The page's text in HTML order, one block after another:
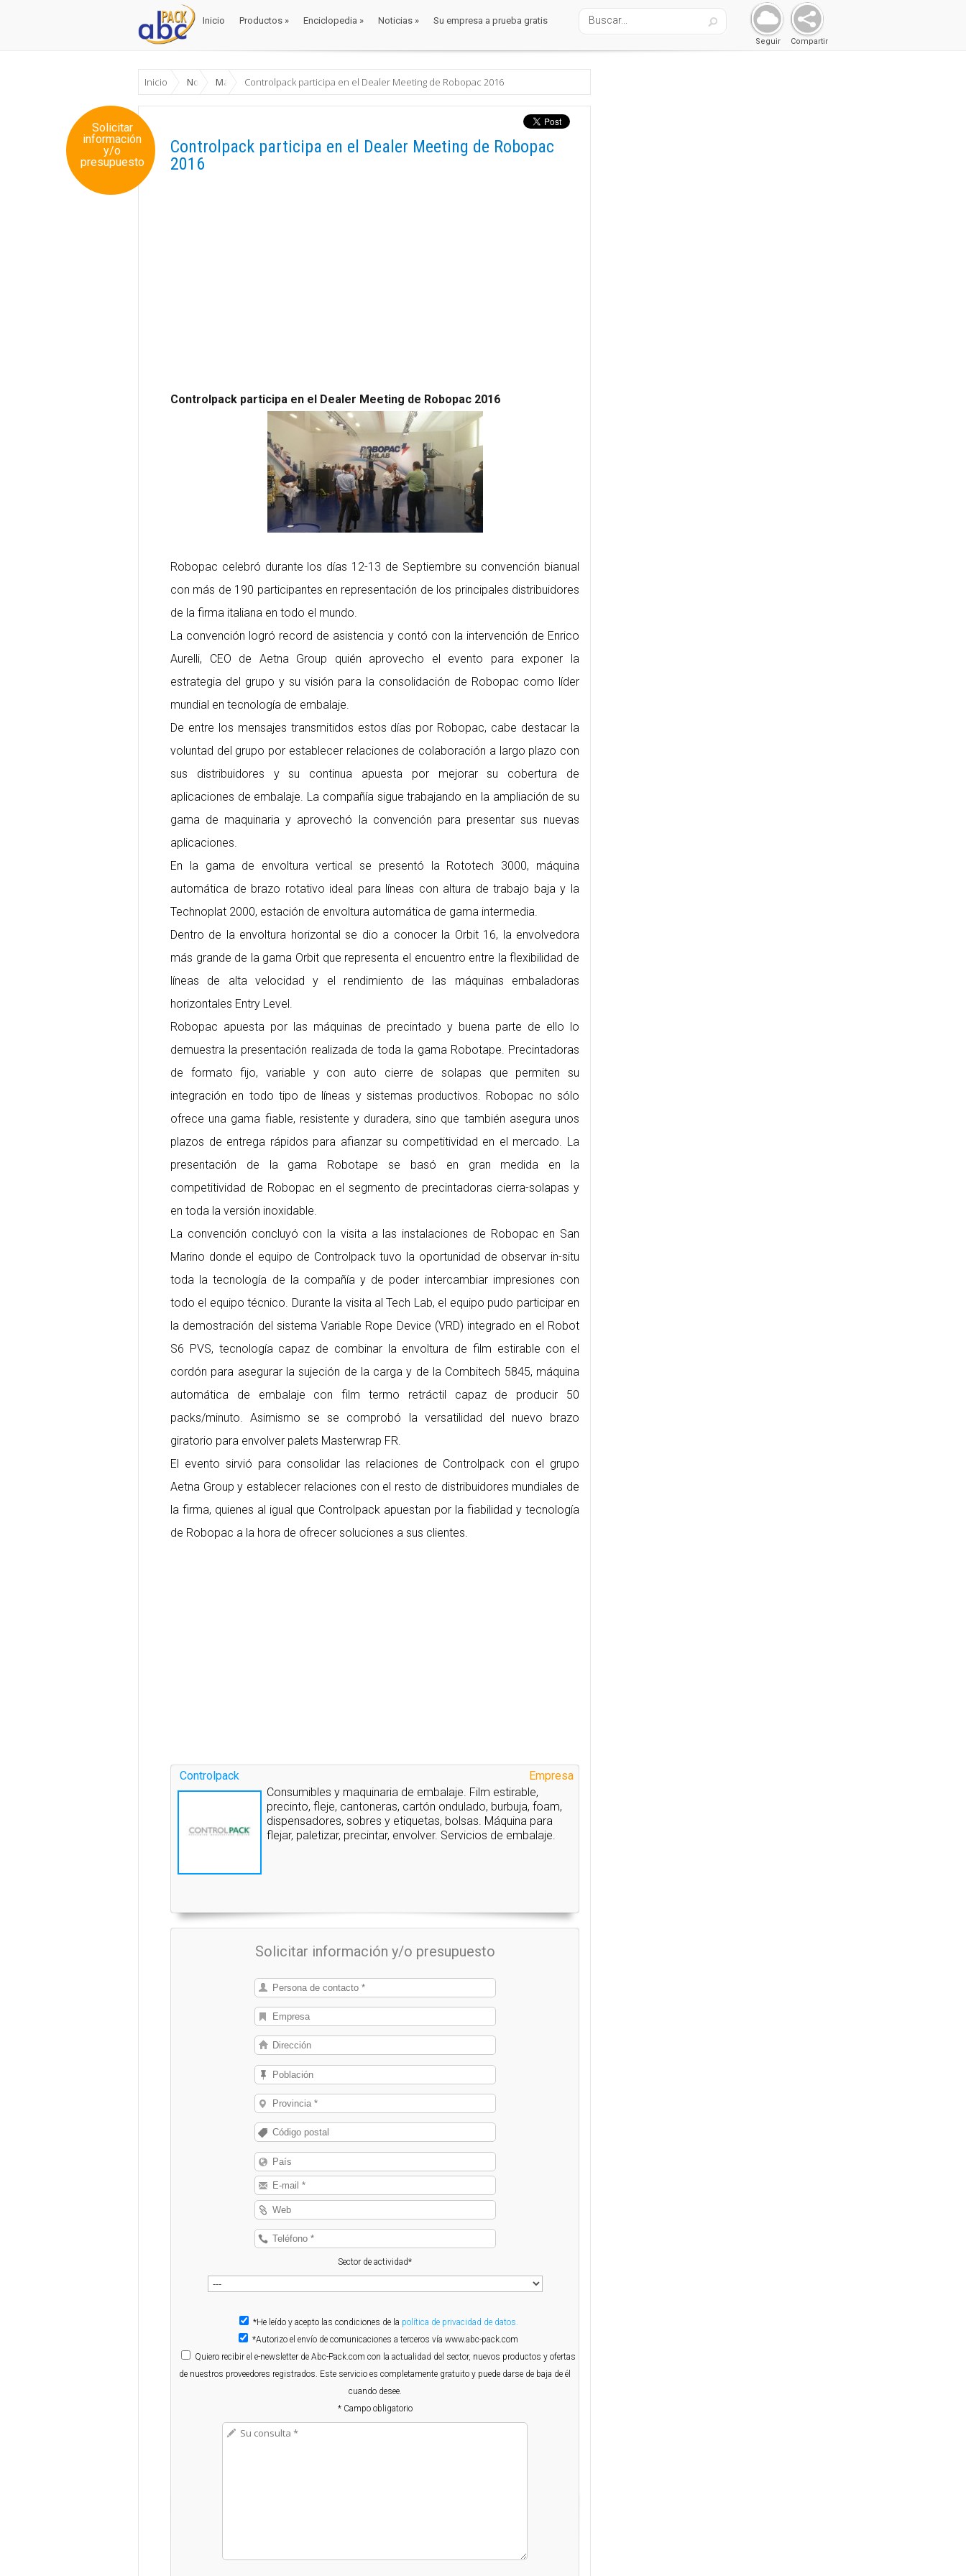
Inicio Productos » Enciclopedia » Noticias » Su empresa a prueba gratis
Compartir
Seguir
Inicio NoticiasMáquinasControlpack participa en el Dealer Meeting de Robopac 2016
Solicitar
información
y/o
presupuesto
Controlpack participa en el Dealer Meeting de Robopac
2016
Controlpack participa en el Dealer Meeting de Robopac 2016
Robopac celebró durante los días 12-13 de Septiembre su convención bianual
con más de 190 participantes en representación de los principales distribuidores
de la firma italiana en todo el mundo.
La convención logró record de asistencia y contó con la intervención de Enrico
Aurelli, CEO de Aetna Group quién aprovecho el evento para exponer la
estrategia del grupo y su visión para la consolidación de Robopac como líder
mundial en tecnología de embalaje.
De entre los mensajes transmitidos estos días por Robopac, cabe destacar la
voluntad del grupo por establecer relaciones de colaboración a largo plazo con
sus distribuidores y su continua apuesta por mejorar su cobertura de
aplicaciones de embalaje. La compañía sigue trabajando en la ampliación de su
gama de maquinaria y aprovechó la convención para presentar sus nuevas
aplicaciones.
En la gama de envoltura vertical se presentó la Rototech 3000, máquina
automática de brazo rotativo ideal para líneas con altura de trabajo baja y la
Technoplat 2000, estación de envoltura automática de gama intermedia.
Dentro de la envoltura horizontal se dio a conocer la Orbit 16, la envolvedora
más grande de la gama Orbit que representa el encuentro entre la flexibilidad de
líneas de alta velocidad y el rendimiento de las máquinas embaladoras
horizontales Entry Level.
Robopac apuesta por las máquinas de precintado y buena parte de ello lo
demuestra la presentación realizada de toda la gama Robotape. Precintadoras
de formato fijo, variable y con auto cierre de solapas que permiten su
integración en todo tipo de líneas y sistemas productivos. Robopac no sólo
ofrece una gama fiable, resistente y duradera, sino que también asegura unos
plazos de entrega rápidos para afianzar su competitividad en el mercado. La
presentación de la gama Robotape se basó en gran medida en la
competitividad de Robopac en el segmento de precintadoras cierra-solapas y
en toda la versión inoxidable.
La convención concluyó con la visita a las instalaciones de Robopac en San
Marino donde el equipo de Controlpack tuvo la oportunidad de observar in-situ
toda la tecnología de la compañía y de poder intercambiar impresiones con
todo el equipo técnico. Durante la visita al Tech Lab, el equipo pudo participar en
la demostración del sistema Variable Rope Device (VRD) integrado en el Robot
S6 PVS, tecnología capaz de combinar la envoltura de film estirable con el
cordón para asegurar la sujeción de la carga y de la Combitech 5845, máquina
automática de embalaje con film termo retráctil capaz de producir 50
packs/minuto. Asimismo se se comprobó la versatilidad del nuevo brazo
giratorio para envolver palets Masterwrap FR.
El evento sirvió para consolidar las relaciones de Controlpack con el grupo
Aetna Group y establecer relaciones con el resto de distribuidores mundiales de
la firma, quienes al igual que Controlpack apuestan por la fiabilidad y tecnología
de Robopac a la hora de ofrecer soluciones a sus clientes.
Empresa
Controlpack
Consumibles y maquinaria de embalaje. Film estirable,
precinto, fleje, cantoneras, cartón ondulado, burbuja, foam,
dispensadores, sobres y etiquetas, bolsas. Máquina para
flejar, paletizar, precintar, envolver. Servicios de embalaje.
Solicitar información y/o presupuesto
Sector de actividad*
*He leído y acepto las condiciones de la política de privacidad de datos.
*Autorizo el envío de comunicaciones a terceros vía www.abc-pack.com
Quiero recibir el e-newsletter de Abc-Pack.com con la actualidad del sector, nuevos productos y ofertas
de nuestros proveedores registrados. Este servicio es completamente gratuito y puede darse de baja de él
cuando desee.
* Campo obligatorio